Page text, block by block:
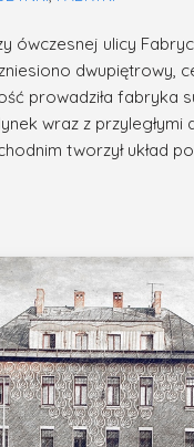
ówczesnej ulicy
dwupiętrowy,
prowadziła fabryka
wraz z przyległymi
tworzył układ